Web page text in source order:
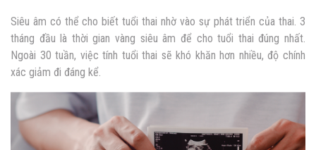
Siêu âm có thể cho biết tuổi thai nhờ vào sự phát triển của thai. 3
tháng đầu là thời gian vàng siêu âm để cho tuổi thai đúng nhất.
Ngoài 30 tuần, việc tính tuổi thai sẽ khó khăn hơn nhiều, độ chính
xác giảm đi đáng kể.